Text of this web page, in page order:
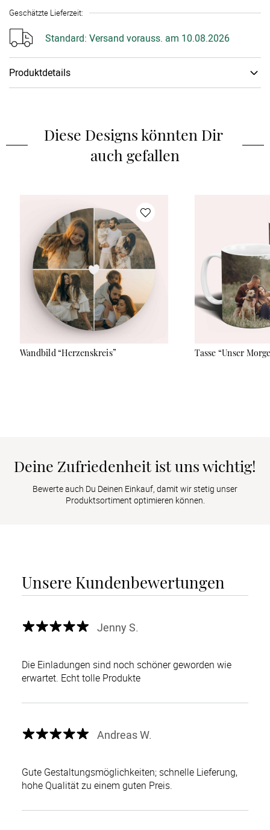
Geschätzte Lieferzeit:
Standard: Versand vorauss. am 10.08.2026
Produktdetails
Trinkgenuss mit Deinem personalisierten Thermobecher aus
Edelstahl. Ob auf dem Weg ins Büro, beim Spaziergang oder
auch im Café: Dein Lieblingsfoto begleitet Dich überall hin und
macht jeden Schluck zu einem kleinen Highlight. Der
geschmacksneutral und geruchsresistent, ist er der perfekte
Begleiter für jede Art von Getränk. Der BPA-freie Deckel mit
Gummidichtung sorgt dafür, dass nichts ausläuft und der
wiederverwendbare Edelstahl-Strohhalm rundet das Paket ab.
Gestalte Deinen Thermobecher ganz nach Deinem Geschmack.
Unser hochauflösender Panoramadruck bringt Dein Foto
gestochen scharf zur Geltung, so hast Du nicht nur Dein
Lieblingsgetränk, sondern auch Deine schönsten Erinnerungen
immer griffbereit. Dein Thermobecher ist nicht nur eine
umweltfreundliche Alternative zu Pappbechern, sondern auch
ein treuer Begleiter für den Alltag. Spülmaschinenfest, robust
und stylisch für Dich, Deine Freunde oder als liebevolles
Geschenk.
Diese Designs könnten Dir
auch gefallen
Wandbild “Herzenskreis” Tasse “Unser
Deine Zufriedenheit ist uns wichtig!
Bewerte auch Du Deinen Einkauf, damit wir stetig unser
Produktsortiment optimieren können.
Unsere Kundenbewertungen
Jenny S.
Die Einladungen sind noch schöner geworden wie
erwartet. Echt tolle Produkte
Andreas W.
Gute Gestaltungsmöglichkeiten; schnelle Lieferung,
hohe Qualität zu einem guten Preis.